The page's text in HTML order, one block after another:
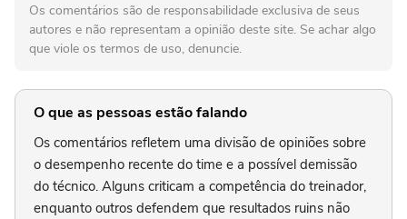
Os comentários são de responsabilidade exclusiva de seus
autores e não representam a opinião deste site. Se achar algo
que viole os termos de uso, denuncie.
O que as pessoas estão falando
Os comentários refletem uma divisão de opiniões sobre
o desempenho recente do time e a possível demissão
do técnico. Alguns criticam a competência do treinador,
enquanto outros defendem que resultados ruins não